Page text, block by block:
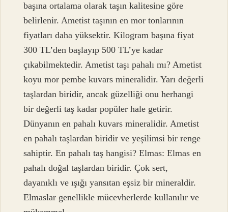
başına ortalama olarak taşın kalitesine göre
belirlenir. Ametist taşının en mor tonlarının
fiyatları daha yüksektir. Kilogram başına fiyat
300 TL’den başlayıp 500 TL’ye kadar
çıkabilmektedir. Ametist taşı pahalı mı? Ametist
koyu mor pembe kuvars mineralidir. Yarı değerli
taşlardan biridir, ancak güzelliği onu herhangi
bir değerli taş kadar popüler hale getirir.
Dünyanın en pahalı kuvars mineralidir. Ametist
en pahalı taşlardan biridir ve yeşilimsi bir renge
sahiptir. En pahalı taş hangisi? Elmas: Elmas en
pahalı doğal taşlardan biridir. Çok sert,
dayanıklı ve ışığı yansıtan eşsiz bir mineraldir.
Elmaslar genellikle mücevherlerde kullanılır ve